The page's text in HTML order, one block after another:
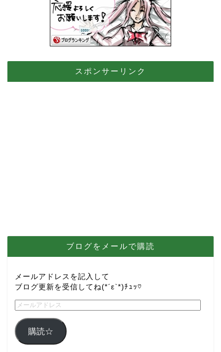
スポンサーリンク
ブログをメールで購読
メールアドレスを記入して
ブログ更新を受信してね(*´ε`*)ﾁｭｯ♡
購読☆